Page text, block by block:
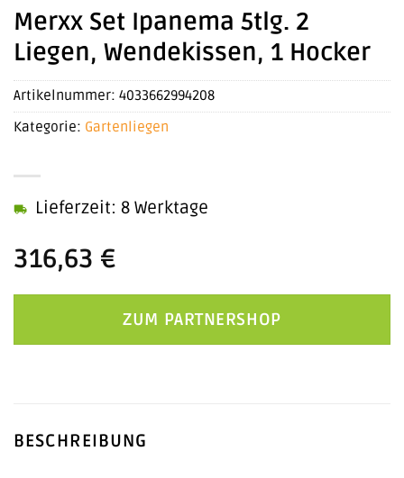
Merxx Set Ipanema 5tlg. 2
Liegen, Wendekissen, 1 Hocker
316,63 €
Lieferzeit: 8 Werktage
ZUM PARTNERSHOP
Artikelnummer: 4033662994208
Kategorie: Gartenliegen
BESCHREIBUNG